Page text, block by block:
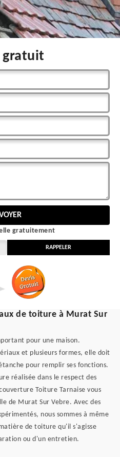
gratuit
gratuitement
de toiture à Murat Sur
pour une maison.
et plusieurs formes, elle doit
pour remplir ses fonctions.
réalisée dans le respect des
Toiture Tarnaise vous
de Murat Sur Vebre. Avec des
nous sommes à même
de toiture qu'il s'agisse
ou d'un entretien.